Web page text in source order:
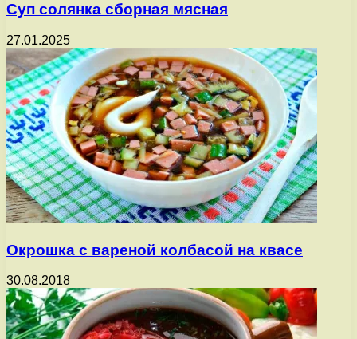
Суп солянка сборная мясная
27.01.2025
Окрошка с вареной колбасой на квасе
30.08.2018